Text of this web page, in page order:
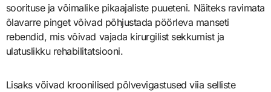
soorituse ja võimalike pikaajaliste puueteni. Näiteks ravimata
õlavarre pinget võivad põhjustada pöörleva manseti
rebendid, mis võivad vajada kirurgilist sekkumist ja
ulatuslikku rehabilitatsiooni.
Lisaks võivad kroonilised põlvevigastused viia selliste